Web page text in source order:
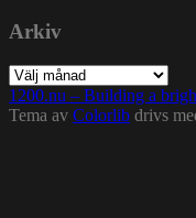
Arkiv
Arkiv
1200.nu – Building a
Tema av Colorlib drivs